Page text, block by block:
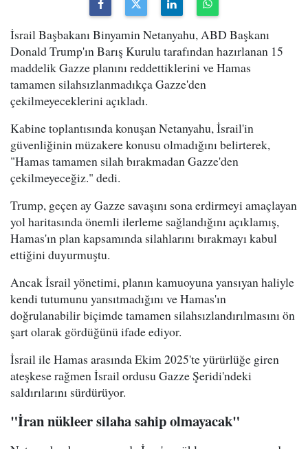
İsrail Başbakanı Binyamin Netanyahu, ABD Başkanı
Donald Trump'ın Barış Kurulu tarafından hazırlanan 15
maddelik Gazze planını reddettiklerini ve Hamas
tamamen silahsızlanmadıkça Gazze'den
çekilmeyeceklerini açıkladı.
Kabine toplantısında konuşan Netanyahu, İsrail'in
güvenliğinin müzakere konusu olmadığını belirterek,
"Hamas tamamen silah bırakmadan Gazze'den
çekilmeyeceğiz." dedi.
Trump, geçen ay Gazze savaşını sona erdirmeyi amaçlayan
yol haritasında önemli ilerleme sağlandığını açıklamış,
Hamas'ın plan kapsamında silahlarını bırakmayı kabul
ettiğini duyurmuştu.
Ancak İsrail yönetimi, planın kamuoyuna yansıyan haliyle
kendi tutumunu yansıtmadığını ve Hamas'ın
doğrulanabilir biçimde tamamen silahsızlandırılmasını ön
şart olarak gördüğünü ifade ediyor.
İsrail ile Hamas arasında Ekim 2025'te yürürlüğe giren
ateşkese rağmen İsrail ordusu Gazze Şeridi'ndeki
saldırılarını sürdürüyor.
"İran nükleer silaha sahip olmayacak"